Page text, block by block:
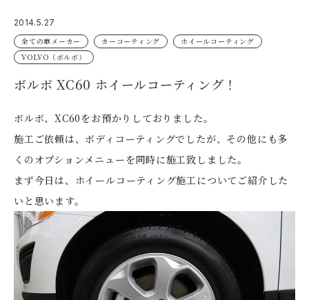
2014.5.27
全ての車メーカー
カーコーティング
ホイールコーティング
VOLVO（ボルボ）
ボルボ XC60 ホイールコーティング！
ボルボ、XC60をお預かりしておりました。
施工ご依頼は、ボディコーティングでしたが、その他にも多
くのオプションメニューを同時に施工致しました。
まず今日は、ホイールコーティング施工についてご紹介した
いと思います。